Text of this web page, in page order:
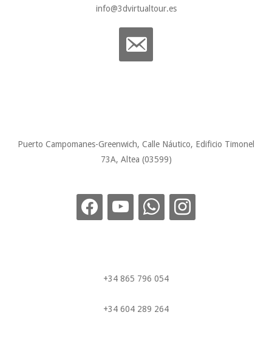
info@3dvirtualtour.es
Puerto Campomanes-Greenwich, Calle Náutico, Edificio Timonel
73A, Altea (03599)
+34 865 796 054
+34 604 289 264